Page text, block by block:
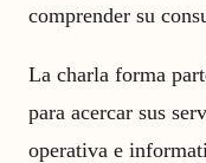
comprender su
La charla forma
para acercar sus
operativa e